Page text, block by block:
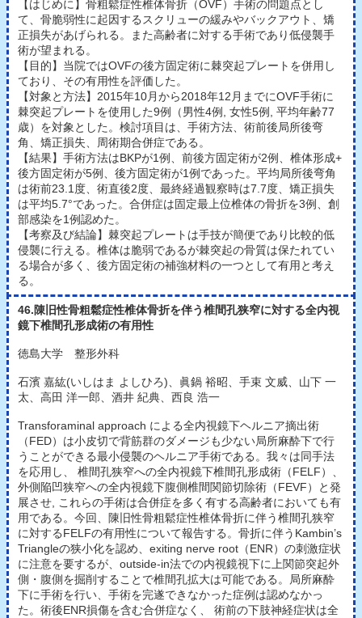
【はじめに】骨粗鬆症性椎体骨折（OVF）手術の問題点とし
て、骨脆弱性に起因するスクリューの緩みやバックアウト、矯
正損失があげられる。また高齢者に対する手術であり低侵襲手
術が望まれる。
【目的】当院ではOVFの後方固定術に棘突起プレートを併用し
ており、その有用性を評価した。
【対象と方法】2015年10月から2018年12月までにOVF手術に
棘突起プレートを使用した9例（男性4例, 女性5例, 平均年齢77
歳）を対象とした。検討項目は、手術方法、術前後局所後弯
角、矯正損失、周術期合併症である。
【結果】手術方法はBKPが1例、前後方固定術が2例、椎体形成+
後方固定術が5例、後方固定術が1例であった。平均局所後弯角
は術前23.1度、術直後2度、最終経過観察時は7.7度、矯正損失
は平均5.7°であった。合併症は固定最上位椎体の骨折を3例、創
部感染を1例認めた。
【考察及び結論】棘突起プレートは手技が簡便であり比較的低
侵襲に行える。椎体は脆弱であるが棘突起の骨質は保たれてい
る場合が多く、後方固定術の補強材料の一つとして有用と考え
る。
46.陳旧性骨粗鬆症性椎体骨折を伴う椎間孔狭窄に対する全内視
鏡下椎間孔形成術の有用性
徳島大学 整形外科
石濱 嘉紘(いしはま よしひろ)、眞鍋 裕昭、手束 文威、山下 一
太、高田 洋一郎、酒井 紀典、西良 浩一
Transforaminal approach による全内視鏡下ヘルニア摘出術
（FED）は小皮切で背筋群のダメージも少ない局所麻酔下で行
うことができる最小侵襲のヘルニア手術である。我々は同手法
を応用し、 椎間孔狭窄への全内視鏡下椎間孔形成術（FELF）、
外側陥凹狭窄への全内視鏡下腹側椎間関節切除術（FEVF）と発
展させ, これらの手術は合併症を多く有する高齢者においても有
用である。今回、陳旧性骨粗鬆症性椎体骨折に伴う椎間孔狭窄
に対するFELFの有用性について報告する。骨折に伴うKambin’s
Triangleの狭小化を認め、exiting nerve root（ENR）の刺激症状
に注意を要するが、outside-in法での内視鏡視下に上関節突起外
側・腹側を掘削することで椎間孔拡大は可能である。局所麻酔
下に手術を行い、手術を完遂できなかった症例は認めなかっ
た。術後ENR損傷を含む合併症なく、 術前の下肢神経症状は全